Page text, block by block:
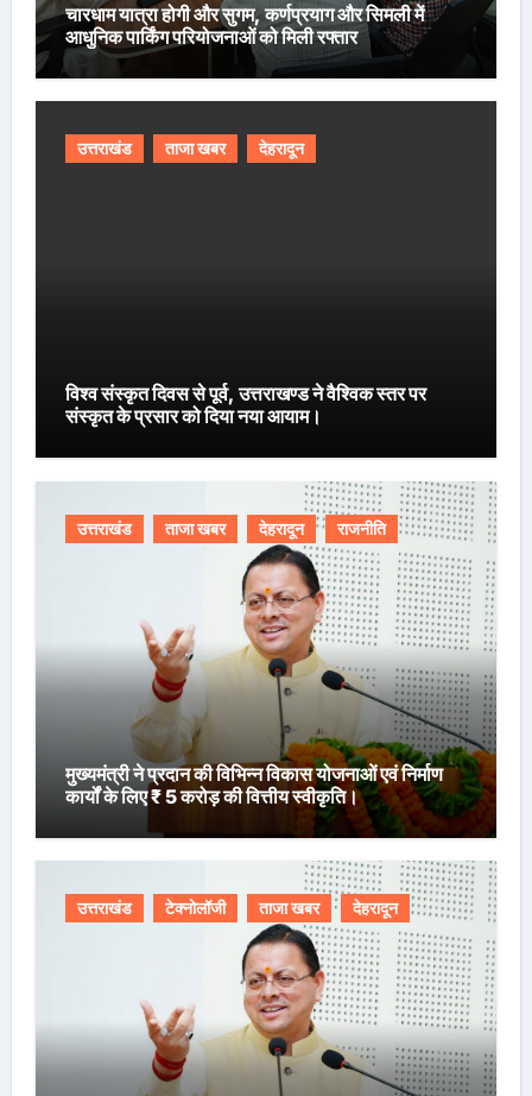
चारधाम यात्रा होगी और सुगम, कर्णप्रयाग और सिमली में
आधुनिक पार्किंग परियोजनाओं को मिली रफ्तार
उत्तराखंड ताजा खबर देहरादून
विश्व संस्कृत दिवस से पूर्व, उत्तराखण्ड ने वैश्विक स्तर पर
संस्कृत के प्रसार को दिया नया आयाम।
उत्तराखंड ताजा खबर देहरादून राजनीति
मुख्यमंत्री ने प्रदान की विभिन्न विकास योजनाओं एवं निर्माण
कार्यों के लिए ₹ 5 करोड़ की वित्तीय स्वीकृति।
उत्तराखंड टेक्नोलॉजी ताजा खबर देहरादून